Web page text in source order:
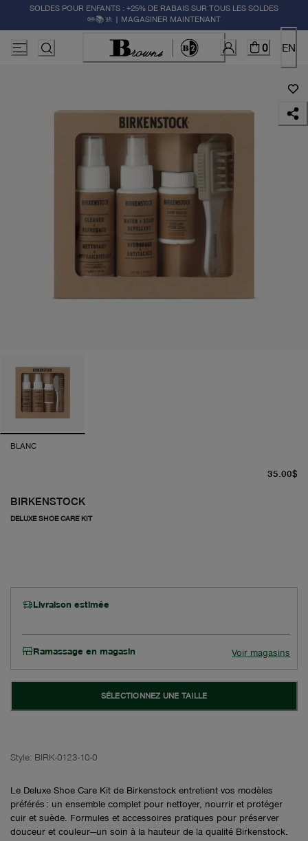
SOLDES POUR ENFANTS : +25% DE RABAIS SUR TOUS LES SOLDES
✏️📚🚸 | MAGASINER MAINTENANT
0 EN
BLANC
BIRKENSTOCK
DELUXE SHOE CARE KIT
35.00$
Livraison estimée
Ramassage en magasin Voir magasins
SÉLECTIONNEZ UNE TAILLE
Style: BIRK-0123-10-0
Le Deluxe Shoe Care Kit de Birkenstock entretient vos modèles
préférés : un ensemble complet pour nettoyer, nourrir et protéger
cuir et suède. Formules et accessoires pratiques pour préserver
douceur et couleur—un soin à la hauteur de la qualité Birkenstock.